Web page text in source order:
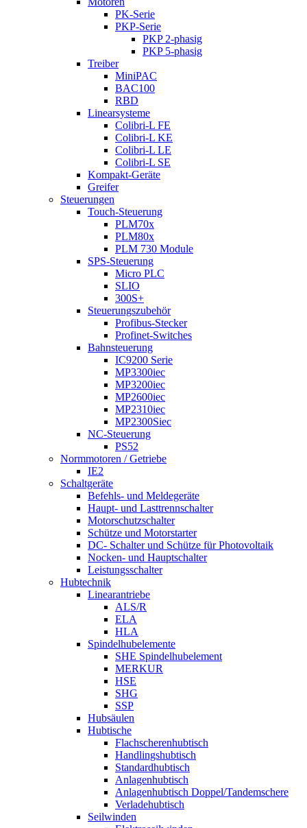
PK-Serie
PKP-Serie
PKP 2-phasig
PKP 5-phasig
Treiber
MiniPAC
BAC100
RBD
Linearsysteme
Colibri-L FE
Colibri-L KE
Colibri-L LE
Colibri-L SE
Kompakt-Geräte
Greifer
Steuerungen
Touch-Steuerung
PLM70x
PLM80x
PLM 730 Module
SPS-Steuerung
Micro PLC
SLIO
300S+
Steuerungszubehör
Profibus-Stecker
Profinet-Switches
Bahnsteuerung
IC9200 Serie
MP3300iec
MP3200iec
MP2600iec
MP2310iec
MP2300Siec
NC-Steuerung
PS52
Normmotoren / Getriebe
IE2
Schaltgeräte
Befehls- und Meldegeräte
Haupt- und Lasttrennschalter
Motorschutzschalter
Schütze und Motorstarter
DC- Schalter und Schütze für Photovoltaik
Nocken- und Hauptschalter
Leistungsschalter
Hubtechnik
Linearantriebe
ALS/R
ELA
HLA
Spindelhubelemente
SHE Spindelhubelement
MERKUR
HSE
SHG
SSP
Hubsäulen
Hubtische
Flachscherenhubtisch
Handlingshubtisch
Standardhubtisch
Anlagenhubtisch
Anlagenhubtisch Doppel/Tandemschere
Verladehubtisch
Seilwinden